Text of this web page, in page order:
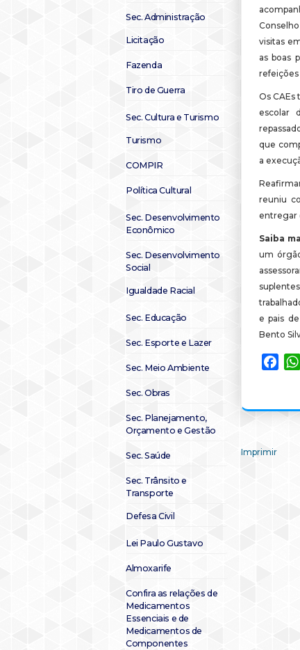
Sec. Administração
Licitação
Fazenda
Tiro de Guerra
Sec. Cultura e Turismo
Turismo
COMPIR
Política Cultural
Sec. Desenvolvimento
Econômico
Sec. Desenvolvimento
Social
Igualdade Racial
Sec. Educação
Sec. Esporte e Lazer
Sec. Meio Ambiente
Sec. Obras
Sec. Planejamento,
Orçamento e Gestão
Sec. Saúde
Sec. Trânsito e
Transporte
Defesa Civil
Lei Paulo Gustavo
Almoxarife
Confira as relações de
Medicamentos
Essenciais e de
Medicamentos de
Componentes
visitas
as boas
refeições
Os
escolar
que
a
reuniu
entregar
Saiba
um
e pais
Bento
Imprimir